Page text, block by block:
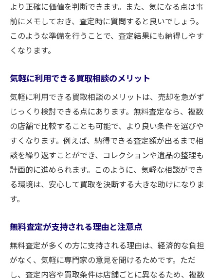
より正確に価値を判断できます。また、気になる点は事
前にメモしておき、査定時に質問すると良いでしょう。
このような準備を行うことで、査定結果にも納得しやす
くなります。
気軽に利用できる買取相談のメリット
気軽に利用できる買取相談のメリットは、売却を急がず
じっくり検討できる点にあります。無料査定なら、複数
の店舗で比較することも可能で、より良い条件を選びや
すくなります。例えば、納得できる査定額が出るまで相
談を繰り返すことができ、コレクションや遺品の整理も
計画的に進められます。このように、気軽な相談ができ
る環境は、安心して買取を決断する大きな助けになりま
す。
無料査定が支持される理由と注意点
無料査定が多くの方に支持される理由は、経済的な負担
がなく、気軽に専門家の意見を聞けるためです。ただ
し、査定内容や買取条件は店舗ごとに異なるため、複数